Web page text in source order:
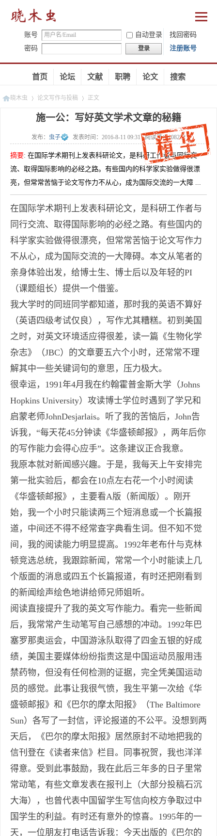
账号 自动登录
找回密码
密码
登录 注册账号
首页 论坛 文献 职聘 论文 搜索
晓木虫 论文写作与投稿
»
正文
施一公：写好英文学术文章的秘籍
发布： 虫子 发表时间： 2016-8-11 09:31 阅读量：108232
摘要: 在国际学术期刊上发表科研论文，是科研工作者与同行交
流、取得国际影响的必经之路。有些国内的科学家实验做得很漂
亮，但常常苦恼于论文写作力不从心，成为国际交流的一大障 ...
在国际学术期刊上发表科研论文，是科研工作者与
同行交流、取得国际影响的必经之路。有些国内的
科学家实验做得很漂亮，但常常苦恼于论文写作力
不从心，成为国际交流的一大障碍。本文从笔者的
亲身体验出发，给博士生、博士后以及年轻的PI
（课题组长）提供一个借鉴。
我大学时的同班同学都知道，那时我的英语不算好
（英语四级考试仅良），写作尤其糟糕。初到美国
之时，对英文环境适应得很差，读一篇《生物化学
杂志》（JBC）的文章要五六个小时，还常常不理
解其中一些关键词句的意思，压力极大。
很幸运，1991年4月我在约翰霍普金斯大学（Johns
Hopkins University）攻读博士学位时遇到了学兄和
启蒙老师JohnDesjarlais。听了我的苦恼后，John告
诉我，“每天花45分钟读《华盛顿邮报》，两年后你
的写作能力会得心应手”。这条建议正合我意。
我原本就对新闻感兴趣。于是，我每天上午安排完
第一批实验后，都会在10点左右花一个小时阅读
《华盛顿邮报》，主要看A版（新闻版）。刚开
始，我一个小时只能读两三个短消息或一个长篇报
道，中间还不得不经常查字典看生词。但不知不觉
间，我的阅读能力明显提高。1992年老布什与克林
顿竞选总统，我跟踪新闻，常常一个小时能读上几
个版面的消息或四五个长篇报道，有时还把刚看到
的新闻绘声绘色地讲给师兄师姐听。
阅读直接提升了我的英文写作能力。看完一些新闻
后，我常常产生动笔写自己感想的冲动。1992年巴
塞罗那奥运会，中国游泳队取得了四金五银的好成
绩，美国主要媒体纷纷指责这是中国运动员服用违
禁药物，但没有任何检测的证据，完全凭美国运动
员的感觉。此事让我很气愤，我生平第一次给《华
盛顿邮报》和《巴尔的摩太阳报》（The Baltimore
Sun）各写了一封信，评论报道的不公平。没想到两
天后，《巴尔的摩太阳报》居然原封不动地把我的
信刊登在《读者来信》栏目。同事祝贺，我也洋洋
得意。受到此事鼓励，我在此后三年多的日子里常
常动笔，有些文章发表在报刊上（大部分投稿石沉
大海），也曾代表中国留学生写信向校方争取过中
国学生的利益。有时还有意外的惊喜。1995年的一
天，一位朋友打电话告诉我：今天出版的《巴尔的